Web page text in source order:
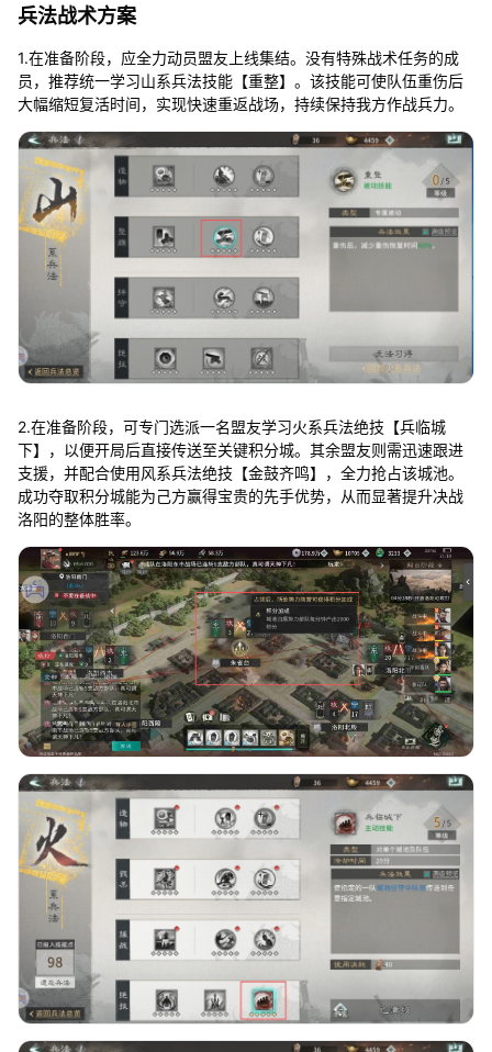
兵法战术方案
1.在准备阶段，应全力动员盟友上线集结。没有特殊战术任务的成
员，推荐统一学习山系兵法技能【重整】。该技能可使队伍重伤后
大幅缩短复活时间，实现快速重返战场，持续保持我方作战兵力。
2.在准备阶段，可专门选派一名盟友学习火系兵法绝技【兵临城
下】，以便开局后直接传送至关键积分城。其余盟友则需迅速跟进
支援，并配合使用风系兵法绝技【金鼓齐鸣】，全力抢占该城池。
成功夺取积分城能为己方赢得宝贵的先手优势，从而显著提升决战
洛阳的整体胜率。